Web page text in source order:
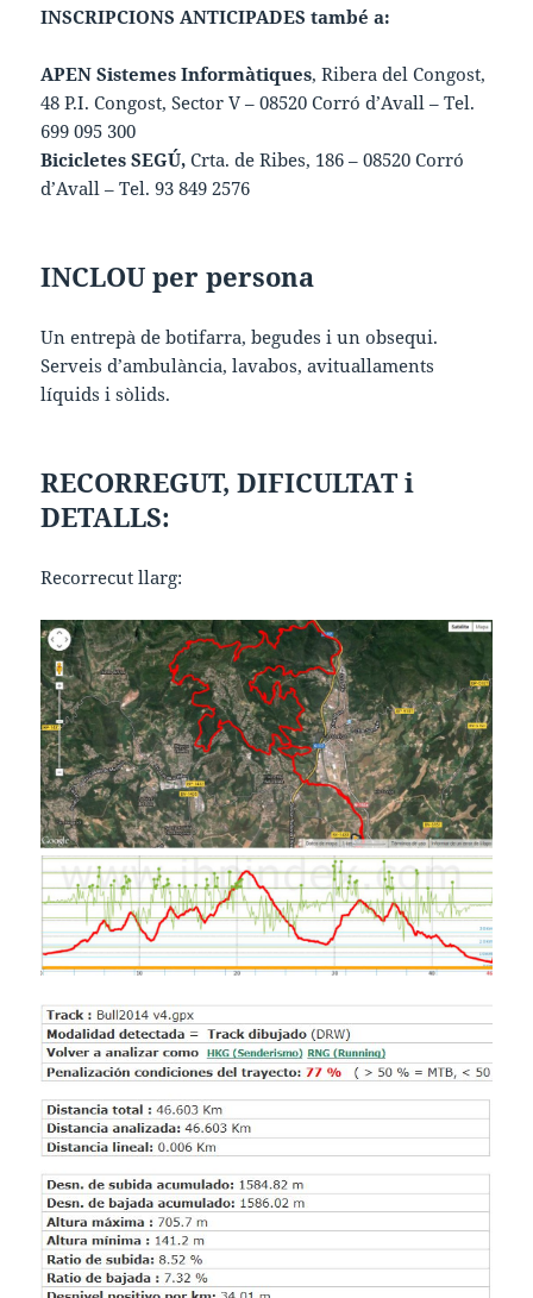
INSCRIPCIONS ANTICIPADES també a:
APEN Sistemes Informàtiques, Ribera del Congost,
48 P.I. Congost, Sector V – 08520 Corró d’Avall – Tel.
699 095 300
Bicicletes SEGÚ, Crta. de Ribes, 186 – 08520 Corró
d’Avall – Tel. 93 849 2576
INCLOU per persona
Un entrepà de botifarra, begudes i un obsequi.
Serveis d’ambulància, lavabos, avituallaments
líquids i sòlids.
RECORREGUT, DIFICULTAT i
DETALLS:
Recorrecut llarg: